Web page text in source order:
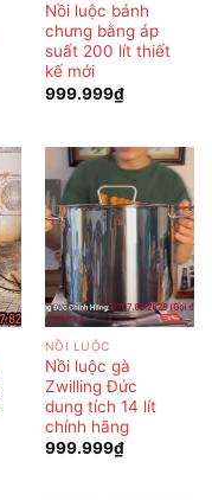
Nồi luộc bánh
chưng bằng áp
suất 200 lít thiết
kế mới
999.999₫
NỒI LUỘC
Nồi luộc gà
Zwilling Đức
dung tích 14 lít
chính hãng
999.999₫